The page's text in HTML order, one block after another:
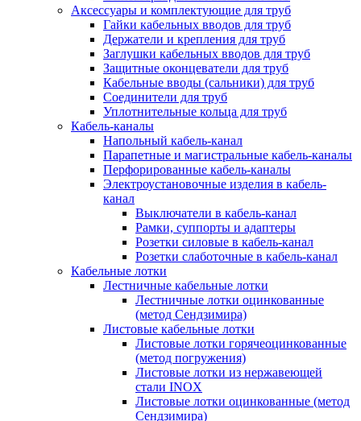
Аксессуары и комплектующие для труб
Гайки кабельных вводов для труб
Держатели и крепления для труб
Заглушки кабельных вводов для труб
Защитные оконцеватели для труб
Кабельные вводы (сальники) для труб
Соединители для труб
Уплотнительные кольца для труб
Кабель-каналы
Напольный кабель-канал
Парапетные и магистральные кабель-каналы
Перфорированные кабель-каналы
Электроустановочные изделия в кабель-
канал
Выключатели в кабель-канал
Рамки, суппорты и адаптеры
Розетки силовые в кабель-канал
Розетки слаботочные в кабель-канал
Кабельные лотки
Лестничные кабельные лотки
Лестничные лотки оцинкованные
(метод Сендзимира)
Листовые кабельные лотки
Листовые лотки горячеоцинкованные
(метод погружения)
Листовые лотки из нержавеющей
стали INOX
Листовые лотки оцинкованные (метод
Сендзимира)